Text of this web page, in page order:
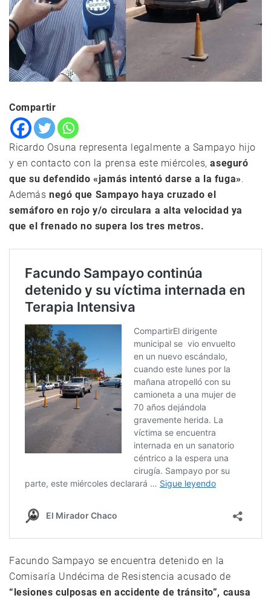
Compartir
Ricardo Osuna representa legalmente a Sampayo hijo
y en contacto con la prensa este miércoles,aseguró
que su defendido «jamás intentó darse a la fuga».
Ademásnegó que Sampayo haya cruzado el
semáforo en rojo y/o circulara a alta velocidad ya
que el frenado no supera los tres metros.
Facundo Sampayo se encuentra detenido en la
Comisaría Undécima de Resistencia acusado de
“lesiones culposas en accidente de tránsito”, causa